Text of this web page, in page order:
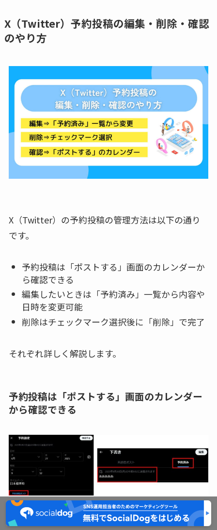
X（Twitter）予約投稿の編集・削除・確認
のやり方
X（Twitter）の予約投稿の管理方法は以下の通り
です。
予約投稿は「ポストする」画面のカレンダーか
ら確認できる
編集したいときは「予約済み」一覧から内容や
日時を変更可能
削除はチェックマーク選択後に「削除」で完了
それぞれ詳しく解説します。
予約投稿は「ポストする」画面のカレンダー
から確認できる